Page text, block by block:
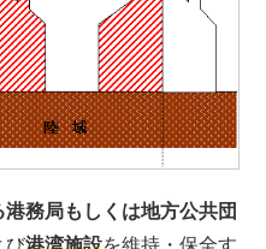
務局もしくは地方公共団
び港湾施設を維持・保全す